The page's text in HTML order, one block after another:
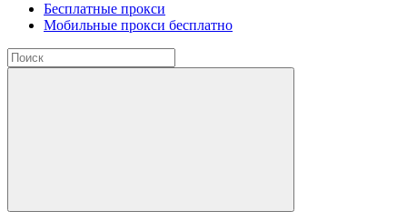
Бесплатные прокси
Мобильные прокси бесплатно